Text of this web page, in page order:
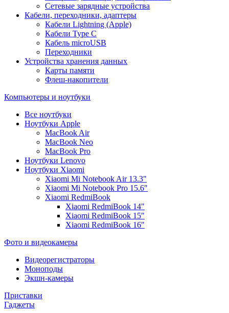
Сетевые зарядные устройства
Кабели, переходники, адаптеры
Кабели Lightning (Apple)
Кабели Type C
Кабель microUSB
Переходники
Устройства хранения данных
Карты памяти
Флеш-накопители
Компьютеры и ноутбуки
Все ноутбуки
Ноутбуки Apple
MacBook Air
MacBook Neo
MacBook Pro
Ноутбуки Lenovo
Ноутбуки Xiaomi
Xiaomi Mi Notebook Air 13.3"
Xiaomi Mi Notebook Pro 15.6"
Xiaomi RedmiBook
Xiaomi RedmiBook 14"
Xiaomi RedmiBook 15"
Xiaomi RedmiBook 16"
Фото и видеокамеры
Видеорегистраторы
Моноподы
Экшн-камеры
Приставки
Гаджеты